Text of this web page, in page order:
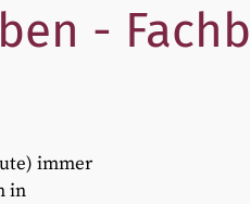
-
immer
in